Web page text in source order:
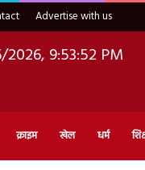
Advertise with us
9:53:53 PM
क्राइम खेल धर्म